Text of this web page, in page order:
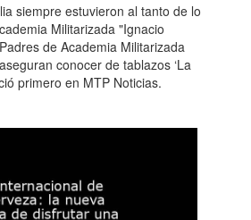
siempre estuvieron al tanto de lo
Militarizada "Ignacio
de Academia Militarizada
conocer de tablazos ‘La
primero en MTP Noticias.